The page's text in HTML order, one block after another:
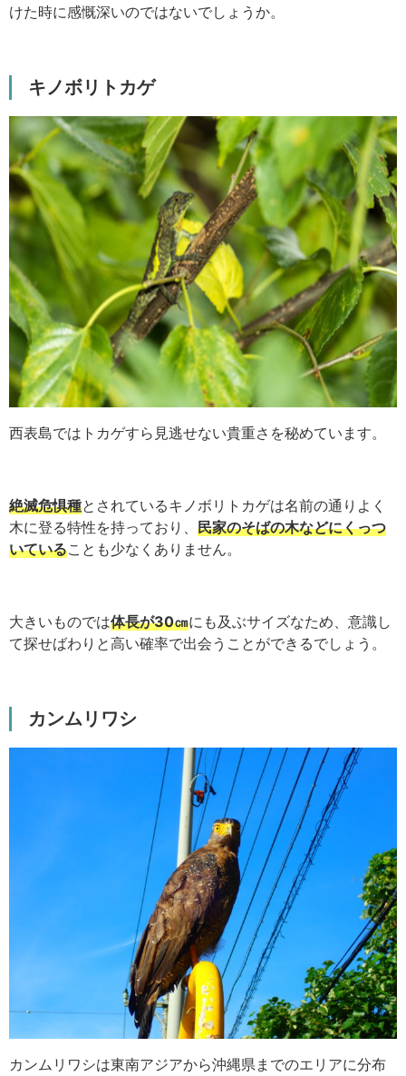
けた時に感慨深いのではないでしょうか。
キノボリトカゲ
西表島ではトカゲすら見逃せない貴重さを秘めています。
絶滅危惧種とされているキノボリトカゲは名前の通りよく
木に登る特性を持っており、 民家のそばの木などにくっつ
いていることも少なくありません。
大きいものでは体長が30㎝にも及ぶサイズなため、意識し
て探せばわりと高い確率で出会うことができるでしょう。
カンムリワシ
カンムリワシは東南アジアから沖縄県までのエリアに分布